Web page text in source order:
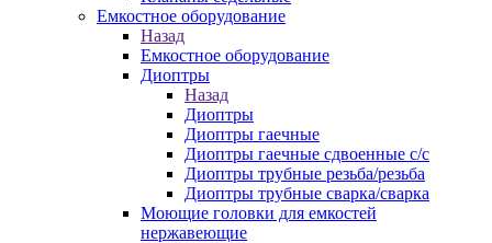
Емкостное оборудование
Назад
Емкостное оборудование
Диоптры
Назад
Диоптры
Диоптры гаечные
Диоптры гаечные сдвоенные c/c
Диоптры трубные резьба/резьба
Диоптры трубные сварка/сварка
Моющие головки для емкостей
нержавеющие